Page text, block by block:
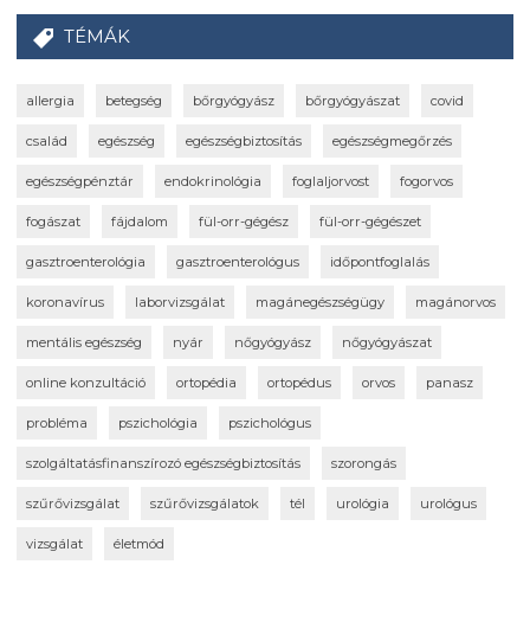
TÉMÁK
allergia betegség bőrgyógyász bőrgyógyászat covid
család egészség egészségbiztosítás egészségmegőrzés
egészségpénztár endokrinológia foglaljorvost fogorvos
fogászat fájdalom fül-orr-gégész fül-orr-gégészet
gasztroenterológia gasztroenterológus időpontfoglalás
koronavírus laborvizsgálat magánegészségügy magánorvos
mentális egészség nyár nőgyógyász nőgyógyászat
online konzultáció ortopédia ortopédus orvos panasz
probléma pszichológia pszichológus
szolgáltatásfinanszírozó egészségbiztosítás szorongás
szűrővizsgálat szűrővizsgálatok tél urológia urológus
vizsgálat életmód